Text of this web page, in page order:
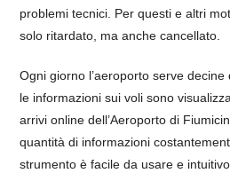
problemi tecnici. Per questi e altri
solo ritardato, ma anche cancellato.
Ogni giorno l’aeroporto serve
le informazioni sui voli sono
arrivi online dell’Aeroporto di
quantità di informazioni
strumento è facile da usare e